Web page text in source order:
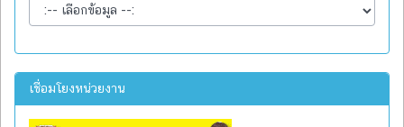
เชื่อมโยงหน่วยงาน